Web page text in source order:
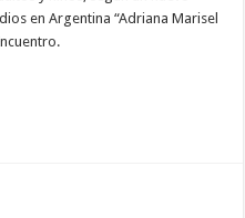
en Argentina “Adriana Marisel